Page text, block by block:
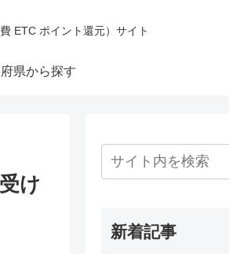
ETC ポイント還元）サイト
県から探す
け
新着記事